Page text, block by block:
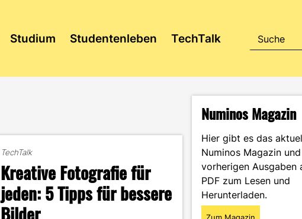
Studium Studentenleben TechTalk
TechTalk
Kreative Fotografie für
jeden: 5 Tipps für bessere
Bilder
Numinos Magazin
Hier gibt es das
Numinos Magazin
vorherigen Ausgaben
PDF zum Lesen und
Herunterladen.